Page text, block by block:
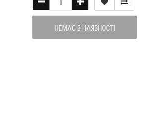
НЕМАЄ В НАЯВНОСТІ